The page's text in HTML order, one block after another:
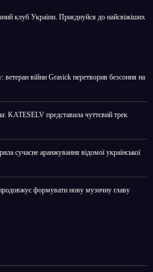
клуб України. Приєднуйся до найсвіжіших
ветеран війни Grasick перетворив безсоння на
KATESELV представила чуттєвий трек
сучасне аранжування відомої української
формувати нову музичну главу